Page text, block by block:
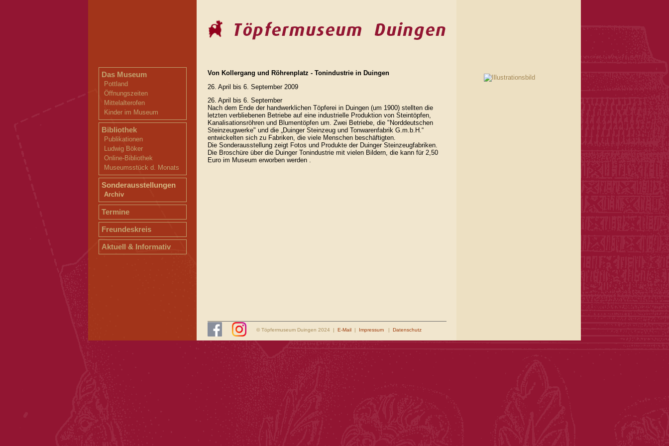
Das Museum
Pottland
Öffnungszeiten
Mittelalterofen
Kinder im Museum
Bibliothek
Publikationen
Ludwig Böker
Online-Bibliothek
Museumsstück d. Monats
Sonderausstellungen
Archiv
Termine
Freundeskreis
Aktuell & Informativ
Von Kollergang und Röhrenplatz - Tonindustrie in Duingen
26. April bis 6. September 2009
26. April bis 6. September
Nach dem Ende der handwerklichen Töpferei in Duingen (um 1900) stellten die
letzten verbliebenen Betriebe auf eine industrielle Produktion von Steintöpfen,
Kanalisationsröhren und Blumentöpfen um. Zwei Betriebe, die "Norddeutschen
Steinzeugwerke" und die „Duinger Steinzeug und Tonwarenfabrik G.m.b.H.“
entwickelten sich zu Fabriken, die viele Menschen beschäftigten.
Die Sonderausstellung zeigt Fotos und Produkte der Duinger Steinzeugfabriken.
Die Broschüre über die Duinger Tonindustrie mit vielen Bildern, die kann für 2,50
Euro im Museum erworben werden .
© Töpfermuseum Duingen 2024 | E-Mail | Impressum | Datenschutz